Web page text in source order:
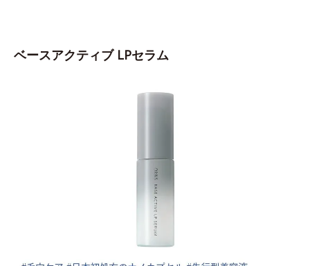
ベースアクティブ LPセラム